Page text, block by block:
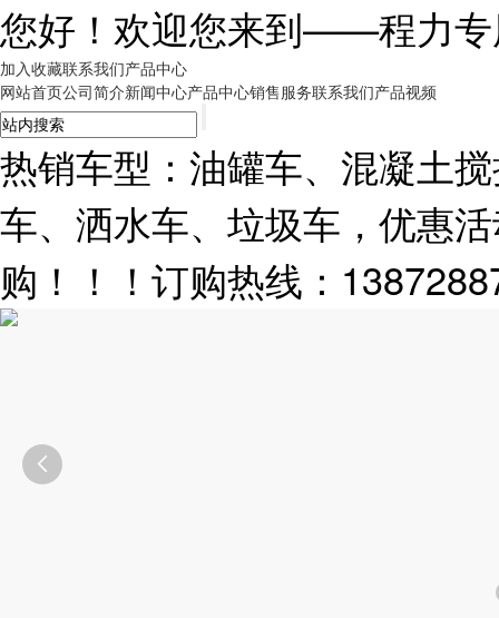
您好！欢迎您来到——程力
加入收藏联系我们产品中心
网站首页公司简介新闻中心产品中心销售服务联系我们产品视频
热销车型：油罐车、混凝土
车、洒水车、垃圾车，优惠
购！！！订购热线：
